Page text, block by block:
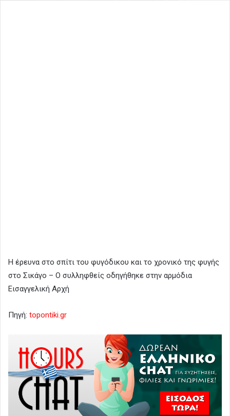
Η έρευνα στο σπίτι του φυγόδικου και το χρονικό της φυγής
στο Σικάγο – Ο συλληφθείς οδηγήθηκε στην αρμόδια
Εισαγγελική Αρχή
Πηγή: topontiki.gr